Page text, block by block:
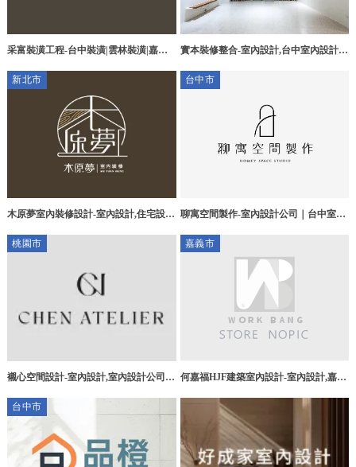
采富裝潢工程-台中裝潢|雲林裝潢|嘉義
實本裝修整合-室內設計,台中室內設計,
修,台中室內裝修,龍井室內裝修公司
新北市
木原夢室內裝修設計-室內設計,住宅設
計公司
台中市
聊寓空間製作-室內設計公司｜台中室內
桃園市
襯心空間設計-室內設計,室內設計公司,
嘉義市
何嘉福HJF建築室內設計-室內設計,嘉義
台中市